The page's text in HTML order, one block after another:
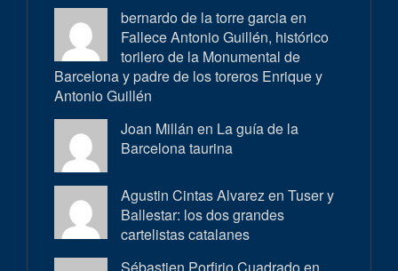
bernardo de la torre garcia en
Fallece Antonio Guillén, histórico
torilero de la Monumental de
Barcelona y padre de los toreros Enrique y
Antonio Guillén
Joan Millán en La guía de la
Barcelona taurina
Agustin Cintas Alvarez en Tuser y
Ballestar: los dos grandes
cartelistas catalanes